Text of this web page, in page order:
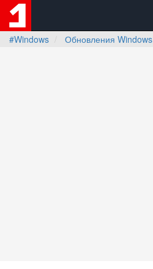
#Windows
Обновления Windows